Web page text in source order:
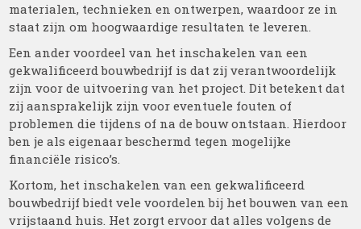
materialen, technieken en ontwerpen, waardoor ze in
staat zijn om hoogwaardige resultaten te leveren.
Een ander voordeel van het inschakelen van een
gekwalificeerd bouwbedrijf is dat zij verantwoordelijk
zijn voor de uitvoering van het project. Dit betekent dat
zij aansprakelijk zijn voor eventuele fouten of
problemen die tijdens of na de bouw ontstaan. Hierdoor
ben je als eigenaar beschermd tegen mogelijke
financiële risico’s.
Kortom, het inschakelen van een gekwalificeerd
bouwbedrijf biedt vele voordelen bij het bouwen van een
vrijstaand huis. Het zorgt ervoor dat alles volgens de